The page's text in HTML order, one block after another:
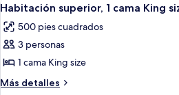
habitaciones
todas
las
fotos
de
Habitación
4
Habitación superior, 1 cama King
500 pies cuadrados
3 personas
1 cama King size
Más detalles
Más